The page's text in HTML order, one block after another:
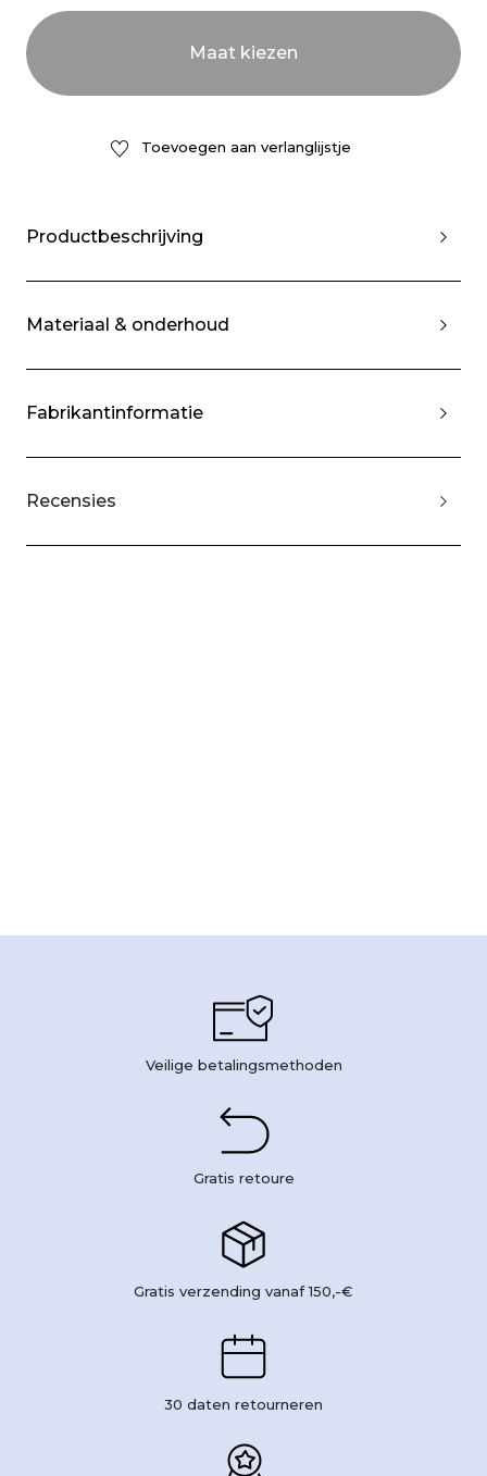
Toevoegen aan verlanglijstje
Productbeschrijving
Materiaal & onderhoud
Fabrikantinformatie
Recensies
Veilige betalingsmethoden
Gratis retoure
Gratis verzending vanaf 150,-€
30 daten retourneren